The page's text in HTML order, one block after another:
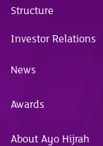
Structure
Investor Relations
News
Awards
About Ayo Hijrah